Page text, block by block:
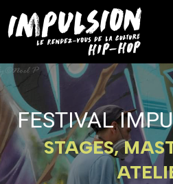
FESTIVAL
STAGES,